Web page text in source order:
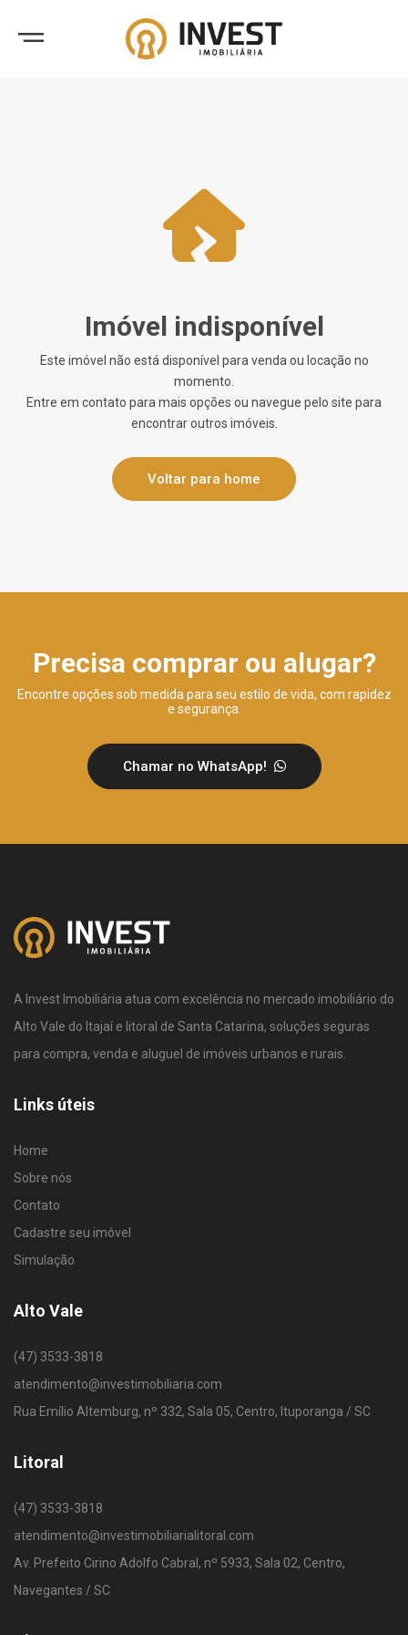
Imóvel indisponível
Este imóvel não está disponível para venda ou locação no
momento.
Entre em contato para mais opções ou navegue pelo site para
encontrar outros imóveis.
Voltar para home
Precisa comprar ou alugar?
Encontre opções sob medida para seu estilo de vida, com rapidez
e segurança.
Chamar no WhatsApp!
A Invest Imobiliária atua com excelência no mercado imobiliário do
Alto Vale do Itajaí e litoral de Santa Catarina, soluções seguras
para compra, venda e aluguel de imóveis urbanos e rurais.
Links úteis
Home
Sobre nós
Contato
Cadastre seu imóvel
Simulação
Alto Vale
(47) 3533-3818
atendimento@investimobiliaria.com
Rua Emílio Altemburg, nº 332, Sala 05, Centro, Ituporanga / SC
Litoral
(47) 3533-3818
atendimento@investimobiliarialitoral.com
Av. Prefeito Cirino Adolfo Cabral, nº 5933, Sala 02, Centro,
Navegantes / SC